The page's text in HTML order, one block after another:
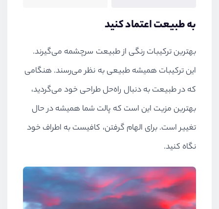
به طبیعت اعتماد کنید
بهترین ترکیبات رنگی از طبیعت سرچشمه می‌گیرند.
این ترکیبات همیشه طبیعی به نظر می‌رسند. هنگامی
که در طبیعت به دنبال راه‌حل طراحی خود می‌گردید،
بهترین مزیت این است که پالت شما همیشه در حال
تغییر است. برای الهام گرفتن، کافیست به اطراف خود
نگاه کنید.